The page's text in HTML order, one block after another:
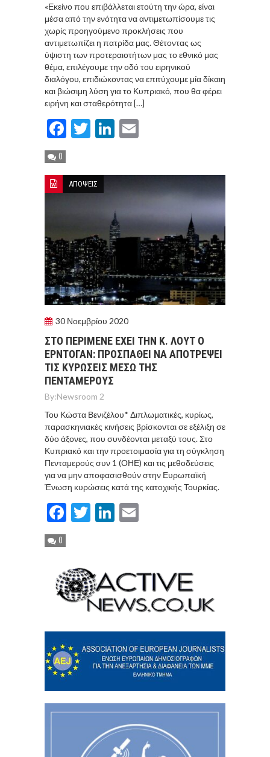
«Εκείνο που επιβάλλεται ετούτη την ώρα, είναι
μέσα από την ενότητα να αντιμετωπίσουμε τις
χωρίς προηγούμενο προκλήσεις που
αντιμετωπίζει η πατρίδα μας. Θέτοντας ως
ύψιστη των προτεραιοτήτων μας το εθνικό μας
θέμα, επιλέγουμε την οδό του ειρηνικού
διαλόγου, επιδιώκοντας να επιτύχουμε μία δίκαιη
και βιώσιμη λύση για το Κυπριακό, που θα φέρει
ειρήνη και σταθερότητα […]
Facebook
TwitterLinkedIn
0
ΑΠΟΨΕΙΣ
30 Νοεμβρίου 2020
ΣΤΟ ΠΕΡΙΜΕΝΕ ΕΧΕΙ ΤΗΝ Κ. ΛΟΥΤ Ο
ΕΡΝΤΟΓΑΝ: ΠΡΟΣΠΑΘΕΙ ΝΑ ΑΠΟΤΡΕΨΕΙ
ΤΙΣ ΚΥΡΩΣΕΙΣ ΜΕΣΩ ΤΗΣ
ΠΕΝΤΑΜΕΡΟΥΣ
By:Newsroom 2
Του Κώστα Βενιζέλου* Διπλωματικές, κυρίως,
παρασκηνιακές κινήσεις βρίσκονται σε εξέλιξη σε
δύο άξονες, που συνδέονται μεταξύ τους. Στο
Κυπριακό και την προετοιμασία για τη σύγκληση
Πενταμερούς συν 1 (ΟΗΕ) και τις μεθοδεύσεις
για να μην αποφασισθούν στην Ευρωπαϊκή
Ένωση κυρώσεις κατά της κατοχικής Τουρκίας.
Facebook
TwitterLinkedIn
0